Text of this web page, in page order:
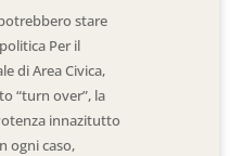
stare
Per il
di Area Civica,
“turn over”, la
innazitutto
ogni caso,